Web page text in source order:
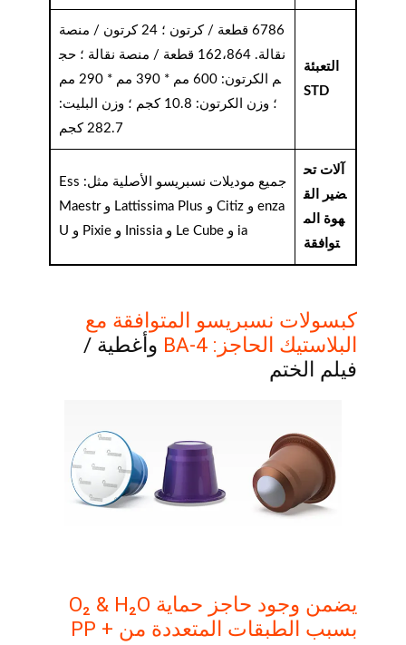
التعبئة
STD
6786 قطعة / كرتون ؛ 24 كرتون / منصة
نقالة. 162،864 قطعة / منصة نقالة ؛ حج
م الكرتون: 600 مم * 390 مم * 290 مم
؛ وزن الكرتون: 10.8 كجم ؛ وزن البليت:
282.7 كجم
آلات تح
ضير الق
هوة الم
توافقة
جميع موديلات نسبريسو الأصلية مثل: Ess
enza و Citiz و Lattissima Plus و Maestr
ia و Le Cube و Inissia و Pixie و U
كبسولات نسبريسو المتوافقة مع
البلاستيك الحاجز: BA-4
وأغطية /
فيلم الختم
يضمن وجود حاجز حماية O₂ & H₂O
بسبب الطبقات المتعددة من PP +